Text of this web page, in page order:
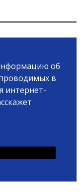
об
в
интернет-